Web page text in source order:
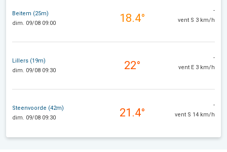
Beitem (25m)
dim. 09/08 09:00
18.4°
-
vent S 3 km/h
Lillers (19m)
dim. 09/08 09:30
22°
-
vent E 3 km/h
Steenvoorde (42m)
dim. 09/08 09:30
21.4°
-
vent S 14 km/h